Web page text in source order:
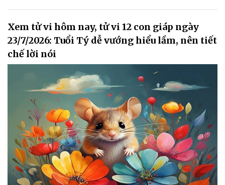
Xem tử vi hôm nay, tử vi 12 con giáp ngày
23/7/2026: Tuổi Tý dễ vướng hiểu lầm, nên tiết
chế lời nói